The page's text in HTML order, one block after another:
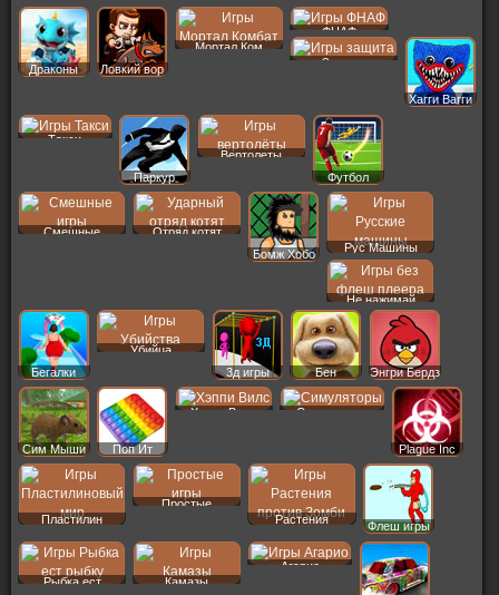
Драконы Ловкий вор
Мортал Ком
ФНАФ
Защита
Хагги Вагги
Такси
Паркур
Вертолеты
Футбол
Смешные
Отряд котят
Бомж Хобо
Рус Машины
Не нажимай
Бегалки
Убийца
3д игры
Бен Энгри Бердз
Сим Мыши Поп Ит
Хэппи Вилс Симуляторы
Plague Inc
Пластилин
Простые
Растения
Флеш игры
Рыбка ест Камазы
Агарио